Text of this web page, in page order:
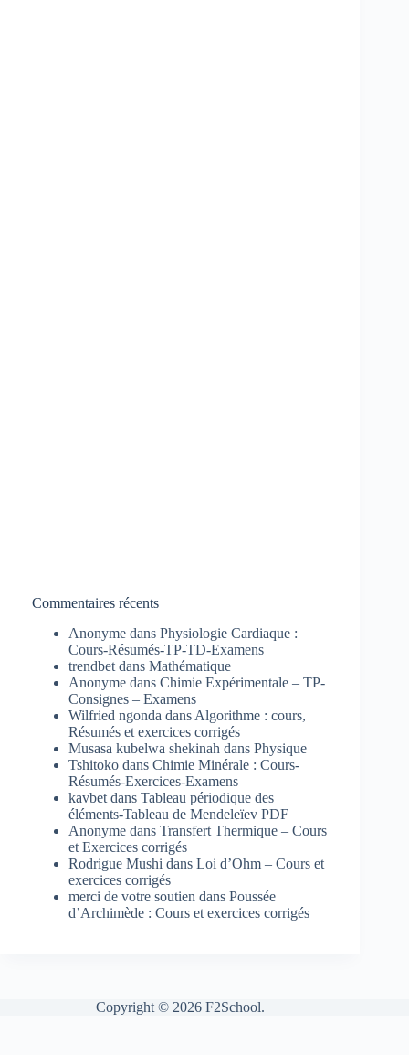
Commentaires récents
Anonyme dans Physiologie Cardiaque :
Cours-Résumés-TP-TD-Examens
trendbet dans Mathématique
Anonyme dans Chimie Expérimentale – TP-
Consignes – Examens
Wilfried ngonda dans Algorithme : cours,
Résumés et exercices corrigés
Musasa kubelwa shekinah dans Physique
Tshitoko dans Chimie Minérale : Cours-
Résumés-Exercices-Examens
kavbet dans Tableau périodique des
éléments-Tableau de Mendeleïev PDF
Anonyme dans Transfert Thermique – Cours
et Exercices corrigés
Rodrigue Mushi dans Loi d’Ohm – Cours et
exercices corrigés
merci de votre soutien dans Poussée
d’Archimède : Cours et exercices corrigés
Copyright © 2026 F2School.